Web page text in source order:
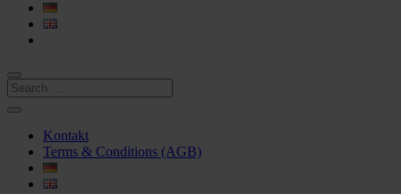
Kontakt
Terms & Conditions (AGB)